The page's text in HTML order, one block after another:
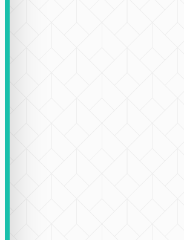
service. We have
to travel
cities in Taiwan.
driver has been
and arrives
on time. As there is
English it
the difficulty out of
the
details and
online prior to the
very convenient.
recommended